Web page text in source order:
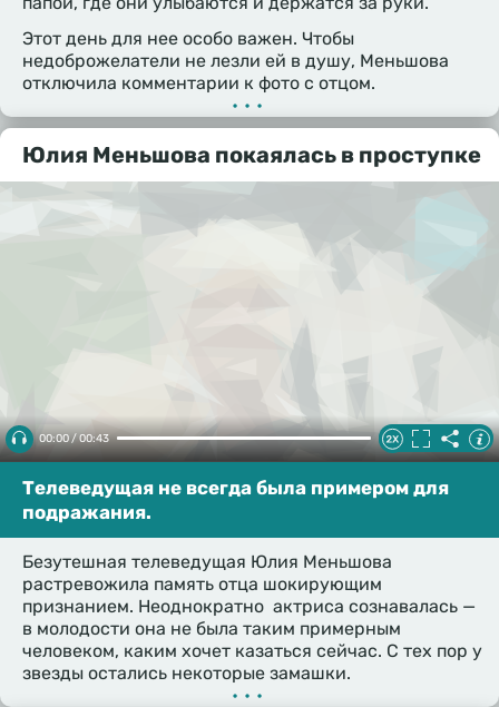
Этот день для нее особо важен. Чтобы
недоброжелатели не лезли ей в душу, Меньшова
отключила комментарии к фото с отцом.
•••
Юлия Меньшова покаялась в проступке
00:00 / 00:43
Телеведущая не всегда была примером для
подражания.
Безутешная телеведущая Юлия Меньшова
растревожила память отца шокирующим
признанием. Неоднократно актриса сознавалась —
в молодости она не была таким примерным
человеком, каким хочет казаться сейчас. С тех пор у
звезды остались некоторые замашки.
•••